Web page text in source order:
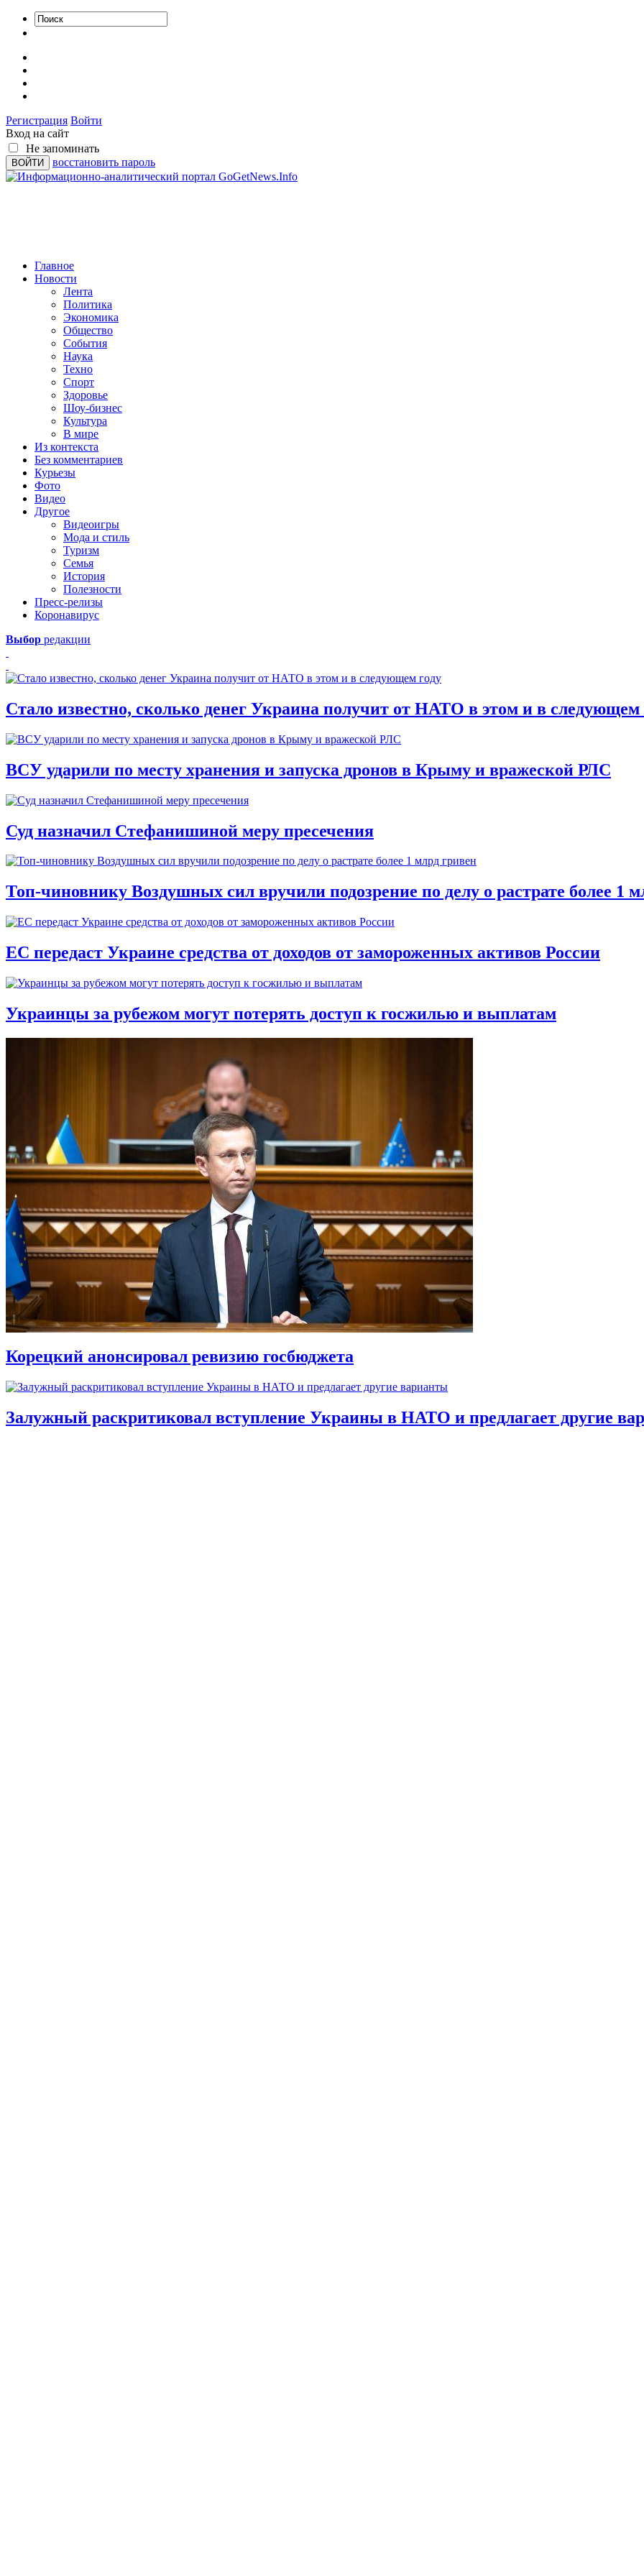
Регистрация Войти
Вход на сайт
Не запоминать
восстановить пароль
Главное
Новости
Лента
Политика
Экономика
Общество
События
Наука
Техно
Спорт
Здоровье
Шоу-бизнес
Культура
В мире
Из контекста
Без комментариев
Курьезы
Фото
Видео
Другое
Видеоигры
Мода и стиль
Туризм
Семья
История
Полезности
Пресс-релизы
Коронавирус
Выбор редакции
Стало известно, сколько денег Украина получит от НАТО в этом и в следующем
ВСУ ударили по месту хранения и запуска дронов в Крыму и вражеской РЛС
Суд назначил Стефанишиной меру пресечения
Топ-чиновнику Воздушных сил вручили подозрение по делу о растрате более 1
ЕС передаст Украине средства от доходов от замороженных активов России
Украинцы за рубежом могут потерять доступ к госжилью и выплатам
Корецкий анонсировал ревизию госбюджета
Залужный раскритиковал вступление Украины в НАТО и предлагает другие